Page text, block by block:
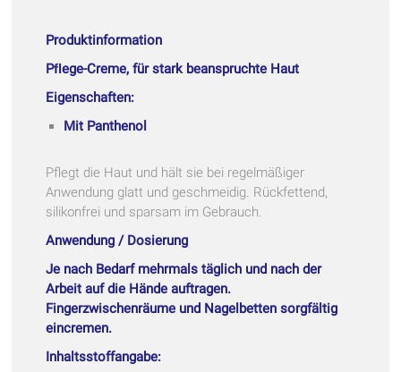
Produktinformation
Pﬂege-Creme, für stark beanspruchte Haut
Eigenschaften:
Mit Panthenol
Pflegt die Haut und hält sie bei regelmäßiger
Anwendung glatt und geschmeidig. Rückfettend,
silikonfrei und sparsam im Gebrauch.
Anwendung / Dosierung
Je nach Bedarf mehrmals täglich und nach der
Arbeit auf die Hände auftragen.
Fingerzwischenräume und Nagelbetten sorgfältig
eincremen.
Inhaltsstoffangabe: